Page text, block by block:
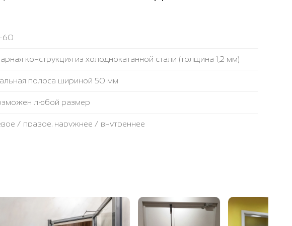
60
конструкция из холоднокатанной стали (толщина 1,2 мм)
полоса шириной 50 мм
любой размер
/ правое, наружнее / внутреннее